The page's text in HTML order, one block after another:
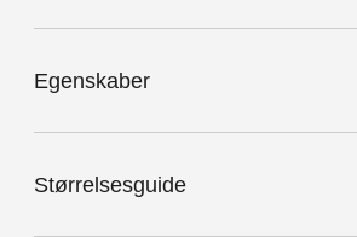
Egenskaber
Størrelsesguide